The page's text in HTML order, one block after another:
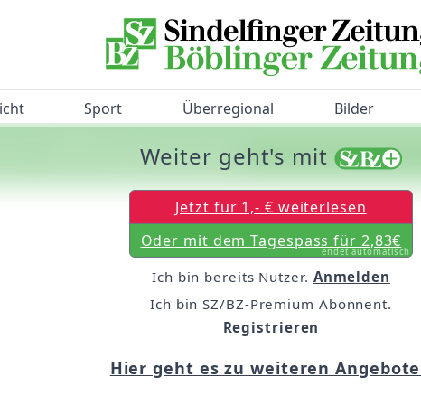
Sport Überregional Bilder
SZ/BZ-Bürgerbarometer!
Weiter geht's mit
Jetzt für 1,- € weiterlesen
Oder mit dem Tagespass für 2,83€
endet automatisch
Ich bin bereits Nutzer. Anmelden
Ich bin SZ/BZ-Premium Abonnent.
Registrieren
Hier geht es zu weiteren